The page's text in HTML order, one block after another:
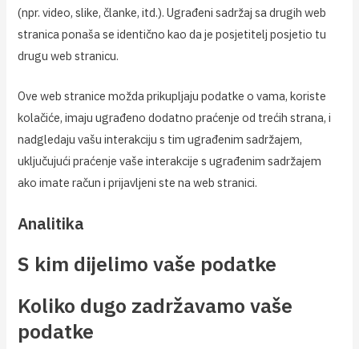
(npr. video, slike, članke, itd.). Ugrađeni sadržaj sa drugih web
stranica ponaša se identično kao da je posjetitelj posjetio tu
drugu web stranicu.
Ove web stranice možda prikupljaju podatke o vama, koriste
kolačiće, imaju ugrađeno dodatno praćenje od trećih strana, i
nadgledaju vašu interakciju s tim ugrađenim sadržajem,
uključujući praćenje vaše interakcije s ugrađenim sadržajem
ako imate račun i prijavljeni ste na web stranici.
Analitika
S kim dijelimo vaše podatke
Koliko dugo zadržavamo vaše
podatke